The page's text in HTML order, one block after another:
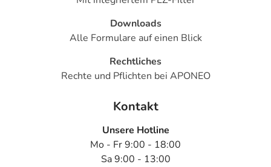
Downloads
Alle Formulare auf einen Blick
Rechtliches
Rechte und Pflichten bei APONEO
Kontakt
Unsere Hotline
Mo - Fr 9:00 - 18:00
Sa 9:00 - 13:00